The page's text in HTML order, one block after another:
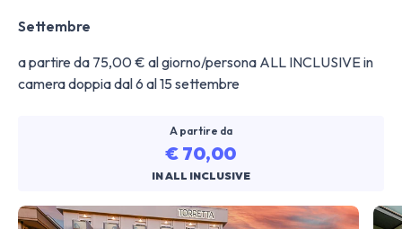
Settembre
a partire da 75,00 € al giorno/persona ALL INCLUSIVE in
camera doppia dal 6 al 15 settembre
A partire da
€ 70,00
IN ALL INCLUSIVE